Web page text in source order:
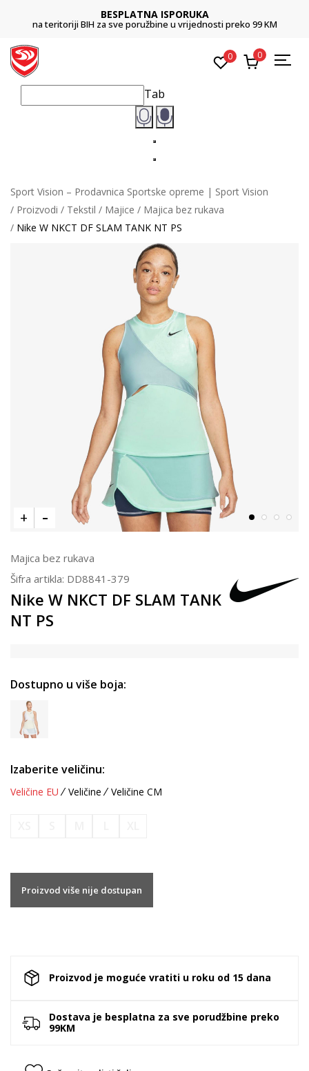
BESPLATNA ISPORUKA
na teritoriji BIH za sve poružbine u vrijednosti preko 99 KM
0 0
Tab
Sport Vision – Prodavnica Sportske opreme | Sport Vision
Proizvodi
Tekstil Majice
Majica bez rukava
Nike W NKCT DF SLAM TANK NT PS
Majica bez rukava
Šifra artikla: DD8841-379
Nike W NKCT DF SLAM TANK
NT PS
Dostupno u više boja:
Izaberite veličinu:
Veličine EU Veličine Veličine CM
Proizvod više nije dostupan
Proizvod je moguće vratiti u roku od 15 dana
Dostava je besplatna za sve porudžbine preko
99KM